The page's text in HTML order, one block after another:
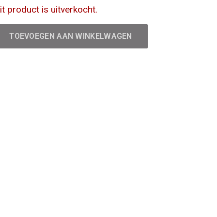
product is uitverkocht.
TOEVOEGEN AAN WINKELWAGEN